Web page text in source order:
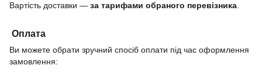
Вартість доставки — за тарифами обраного перевізника
Оплата
Ви можете обрати зручний спосіб оплати під час оформлення
замовлення: